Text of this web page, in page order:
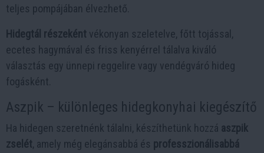
teljes pompájában élvezhető.
Hidegtál részeként vékonyan szeletelve, főtt tojással,
ecetes hagymával és friss kenyérrel tálalva kiváló
választás egy ünnepi reggelire vagy vendégváró hideg
fogásként.
Aszpik – különleges hidegkonyhai kiegészítő
Ha hidegen szeretnénk tálalni, készíthetünk hozzá aszpik
zselét, amely még elegánsabbá és professzionálisabbá